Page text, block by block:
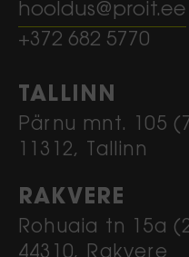
hooldus@proit.ee
+372 682 5770
TALLINN
Pärnu mnt. 105
11312, Tallinn
RAKVERE
Rohuaia tn 15a
44310, Rakvere